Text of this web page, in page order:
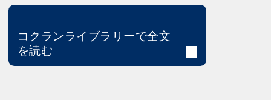
コクランライブラリーで全文
を読む